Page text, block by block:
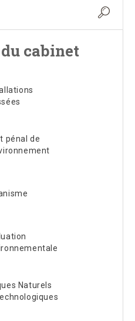
cabinet
pénal de
Naturels